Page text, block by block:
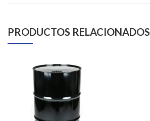
PRODUCTOS RELACIONADOS